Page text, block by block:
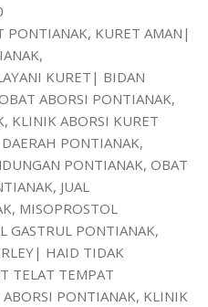
PONTIANAK, KURET AMAN|
KURET| BIDAN
ABORSI PONTIANAK,
KLINIK ABORSI KURET
PONTIANAK,
PONTIANAK, OBAT
JUAL
MISOPROSTOL
GASTRUL PONTIANAK,
HAID TIDAK
TELAT TEMPAT
PONTIANAK, KLINIK